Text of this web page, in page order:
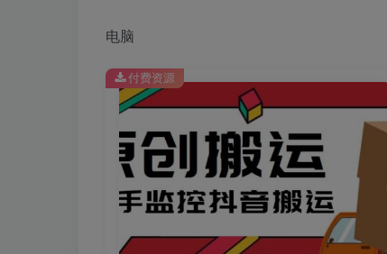
电脑
付费资源